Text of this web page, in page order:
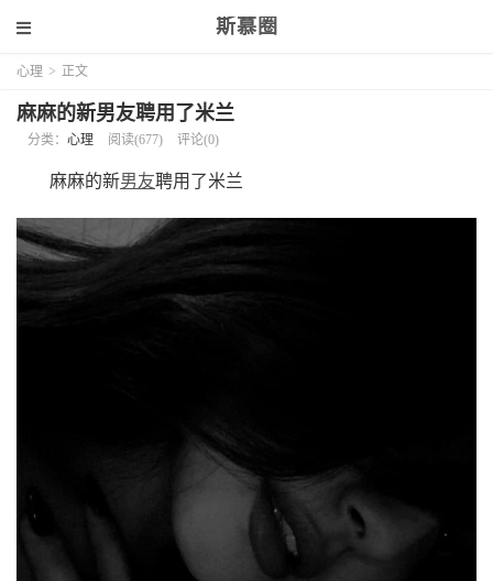
斯慕圈
心理 > 正文
麻麻的新男友聘用了米兰
分类： 心理 阅读(677) 评论(0)
麻麻的新男友聘用了米兰